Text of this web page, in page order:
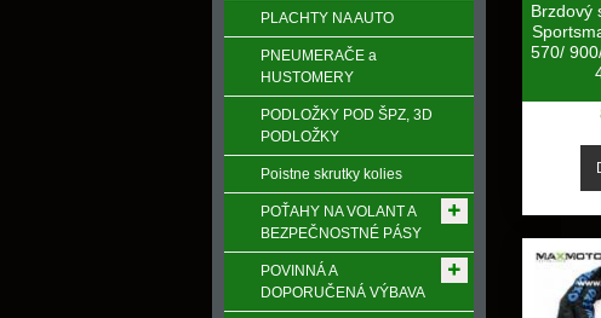
Brzdový
570/
PLACHTY NA AUTO
PNEUMERAČE a
HUSTOMERY
PODLOŽKY POD ŠPZ, 3D
PODLOŽKY
Poistne skrutky kolies
POŤAHY NA VOLANT A
BEZPEČNOSTNÉ PÁSY
POVINNÁ A
DOPORUČENÁ VÝBAVA